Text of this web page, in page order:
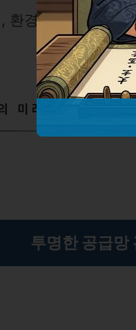
환경 영향을 최소
미래와 사이버
투명한 공급망